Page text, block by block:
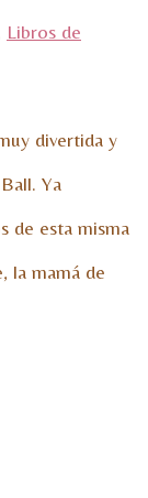
Libros de
divertida y
Ya
de esta misma
la mamá de